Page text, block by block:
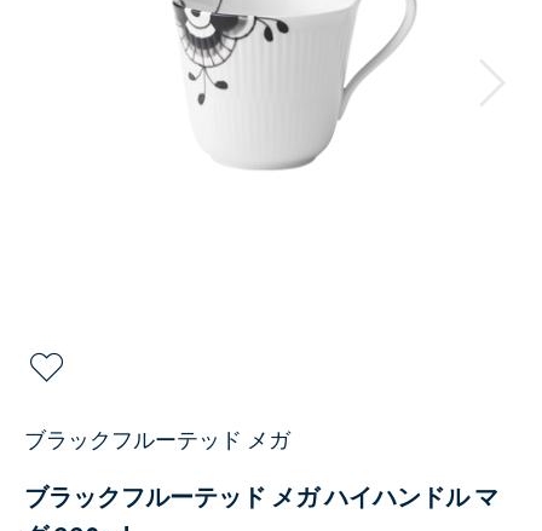
ブラックフルーテッド メガ
ブラックフルーテッド メガ ハイハンドル マ